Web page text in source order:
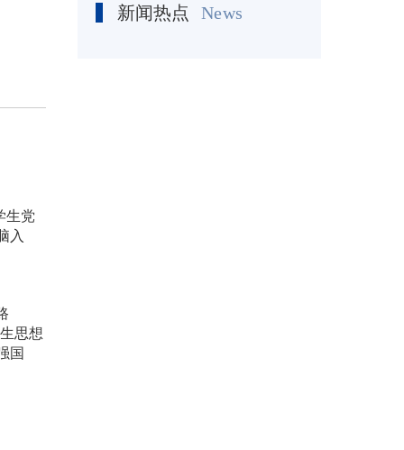
生党
入
思想
国
新闻热点 News